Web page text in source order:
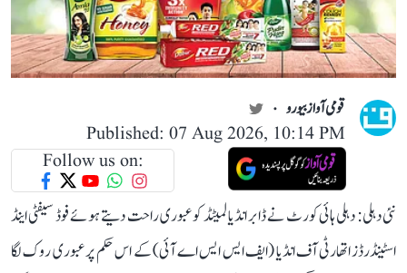
قومی آواز بیورو
Published: 07 Aug 2026, 10:14 PM
Follow us on:
نئی دہلی: دہلی ہائی کورٹ نے ڈابر انڈیا لمیٹڈ کو عبوری راحت دیتے ہوئے فوڈ سیفٹی اینڈ
اسٹینڈرڈز اتھارٹی آف انڈیا (ایف ایس ایس اے آئی) کے اس حکم پر عبوری روک لگا